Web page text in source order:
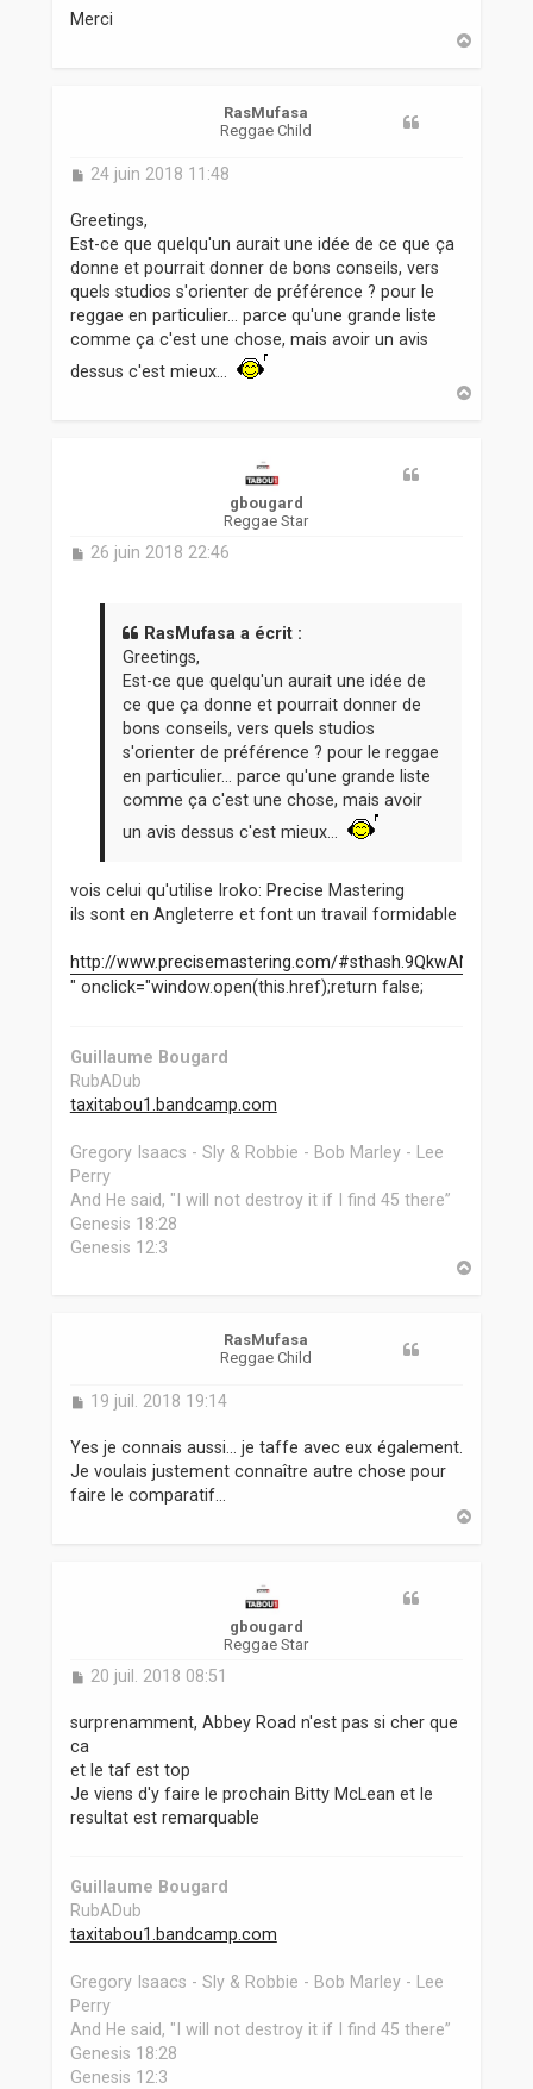
Merci
RasMufasa
Reggae Child
M
s
a
g
e
24 juin 2018 11:48
Greetings,
Est-ce que quelqu'un aurait une idée de ce que ça
donne et pourrait donner de bons conseils, vers
quels studios s'orienter de préférence ? pour le
reggae en particulier... parce qu'une grande liste
comme ça c'est une chose, mais avoir un avis
dessus c'est mieux...
gbougard
Reggae Star
M
26 juin 2018 22:46
RasMufasa a écrit :
Greetings,
Est-ce que quelqu'un aurait une idée de
ce que ça donne et pourrait donner de
bons conseils, vers quels studios
s'orienter de préférence ? pour le reggae
en particulier... parce qu'une grande liste
comme ça c'est une chose, mais avoir
un avis dessus c'est mieux...
vois celui qu'utilise Iroko: Precise Mastering
ils sont en Angleterre et font un travail formidable
http://www.precisemastering.com/#sthash.9QkwANYx.dpbs
" onclick="window.open(this.href);return false;
Guillaume Bougard
RubADub
taxitabou1.bandcamp.com
Gregory Isaacs - Sly & Robbie - Bob Marley - Lee
Perry
And He said, "I will not destroy it if I find 45 there”
Genesis 18:28
Genesis 12:3
RasMufasa
Reggae Child
M
s
a
g
19 juil. 2018 19:14
Yes je connais aussi... je taffe avec eux également.
Je voulais justement connaître autre chose pour
faire le comparatif...
gbougard
Reggae Star
M
s
a
g
e
20 juil. 2018 08:51
surprenamment, Abbey Road n'est pas si cher que
ca
et le taf est top
Je viens d'y faire le prochain Bitty McLean et le
resultat est remarquable
Guillaume Bougard
RubADub
taxitabou1.bandcamp.com
Gregory Isaacs - Sly & Robbie - Bob Marley - Lee
Perry
And He said, "I will not destroy it if I find 45 there”
Genesis 18:28
Genesis 12:3